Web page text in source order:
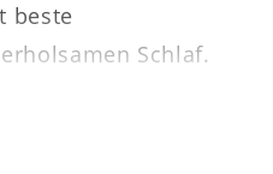
beste
Schlaf.